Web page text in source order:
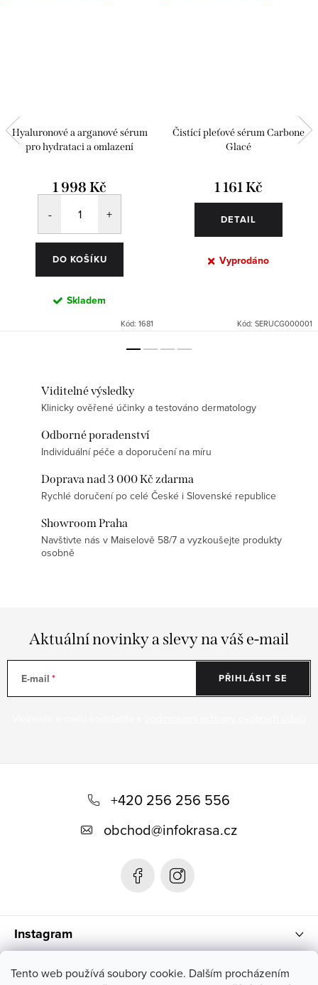
Tento web používá soubory cookie. Dalším procházením
Hyaluronové a arganové sérum
pro hydrataci a omlazení
1 998 Kč
DO KOŠÍKU
Skladem
Kód: 1681
Čistící pleťové sérum Carbone
Glacé
1 161 Kč
DETAIL
Vyprodáno
Kód: SERUCG000001
Viditelné výsledky
Klinicky ověřené účinky a testováno dermatology
Odborné poradenství
Individuální péče a doporučení na míru
Doprava nad 3 000 Kč zdarma
Rychlé doručení po celé České i Slovenské republice
Showroom Praha
Navštivte nás v Maiselově 58/7 a vyzkoušejte produkty
osobně
Aktuální novinky a slevy na váš e-mail
E-mail PŘIHLÁSIT SE
Instagram
+420 256 256 556
obchod@infokrasa.cz
Informace pro vás